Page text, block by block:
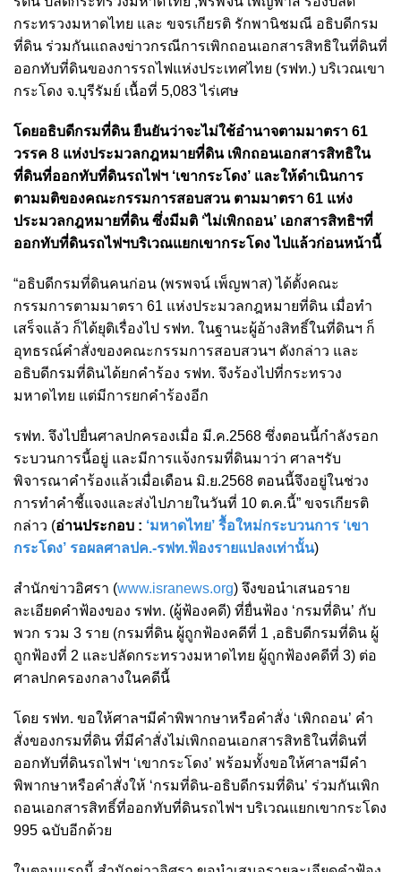
กระทรวงมหาดไทย และ ขจรเกียรติ รักพานิชมณี อธิบดีกรม
ที่ดิน ร่วมกันแถลงข่าวกรณีการเพิกถอนเอกสารสิทธิในที่ดินที่
ออกทับที่ดินของการรถไฟแห่งประเทศไทย (รฟท.) บริเวณเขา
กระโดง จ.บุรีรัมย์ เนื้อที่ 5,083 ไร่เศษ
โดยอธิบดีกรมที่ดิน ยืนยันว่าจะไม่ใช้อำนาจตามมาตรา 61
วรรค 8 แห่งประมวลกฎหมายที่ดิน เพิกถอนเอกสารสิทธิใน
ที่ดินที่ออกทับที่ดินรถไฟฯ ‘เขากระโดง’ และให้ดำเนินการ
ตามมติของคณะกรรมการสอบสวน ตามมาตรา 61 แห่ง
ประมวลกฎหมายที่ดิน ซึ่งมีมติ ‘ไม่เพิกถอน’ เอกสารสิทธิฯที่
ออกทับที่ดินรถไฟฯบริเวณแยกเขากระโดง ไปแล้วก่อนหน้านี้
“อธิบดีกรมที่ดินคนก่อน (พรพจน์ เพ็ญพาส) ได้ตั้งคณะ
กรรมการตามมาตรา 61 แห่งประมวลกฎหมายที่ดิน เมื่อทำ
เสร็จแล้ว ก็ได้ยุติเรื่องไป รฟท. ในฐานะผู้อ้างสิทธิ์ในที่ดินฯ ก็
อุทธรณ์คำสั่งของคณะกรรมการสอบสวนฯ ดังกล่าว และ
อธิบดีกรมที่ดินได้ยกคำร้อง รฟท. จึงร้องไปที่กระทรวง
มหาดไทย แต่มีการยกคำร้องอีก
รฟท. จึงไปยื่นศาลปกครองเมื่อ มี.ค.2568 ซึ่งตอนนี้กำลังรอก
ระบวนการนี้อยู่ และมีการแจ้งกรมที่ดินมาว่า ศาลฯรับ
พิจารณาคำร้องแล้วเมื่อเดือน มิ.ย.2568 ตอนนี้จึงอยู่ในช่วง
การทำคำชี้แจงและส่งไปภายในวันที่ 10 ต.ค.นี้” ขจรเกียรติ
กล่าว (อ่านประกอบ : ‘มหาดไทย’ รื้อใหม่กระบวนการ ‘เขา
กระโดง’ รอผลศาลปค.-รฟท.ฟ้องรายแปลงเท่านั้น)
สำนักข่าวอิศรา (www.isranews.org) จึงขอนำเสนอราย
ละเอียดคำฟ้องของ รฟท. (ผู้ฟ้องคดี) ที่ยื่นฟ้อง ‘กรมที่ดิน’ กับ
พวก รวม 3 ราย (กรมที่ดิน ผู้ถูกฟ้องคดีที่ 1 ,อธิบดีกรมที่ดิน ผู้
ถูกฟ้องที่ 2 และปลัดกระทรวงมหาดไทย ผู้ถูกฟ้องคดีที่ 3) ต่อ
ศาลปกครองกลางในคดีนี้
โดย รฟท. ขอให้ศาลฯมีคำพิพากษาหรือคำสั่ง ‘เพิกถอน’ คำ
สั่งของกรมที่ดิน ที่มีคำสั่งไม่เพิกถอนเอกสารสิทธิในที่ดินที่
ออกทับที่ดินรถไฟฯ ‘เขากระโดง’ พร้อมทั้งขอให้ศาลฯมีคำ
พิพากษาหรือคำสั่งให้ ‘กรมที่ดิน-อธิบดีกรมที่ดิน’ ร่วมกันเพิก
ถอนเอกสารสิทธิ์ที่ออกทับที่ดินรถไฟฯ บริเวณแยกเขากระโดง
995 ฉบับอีกด้วย